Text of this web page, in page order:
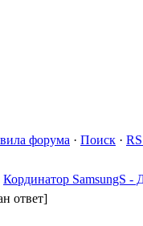
форума · Поиск ·
Кординатор SamsungS -
ответ]